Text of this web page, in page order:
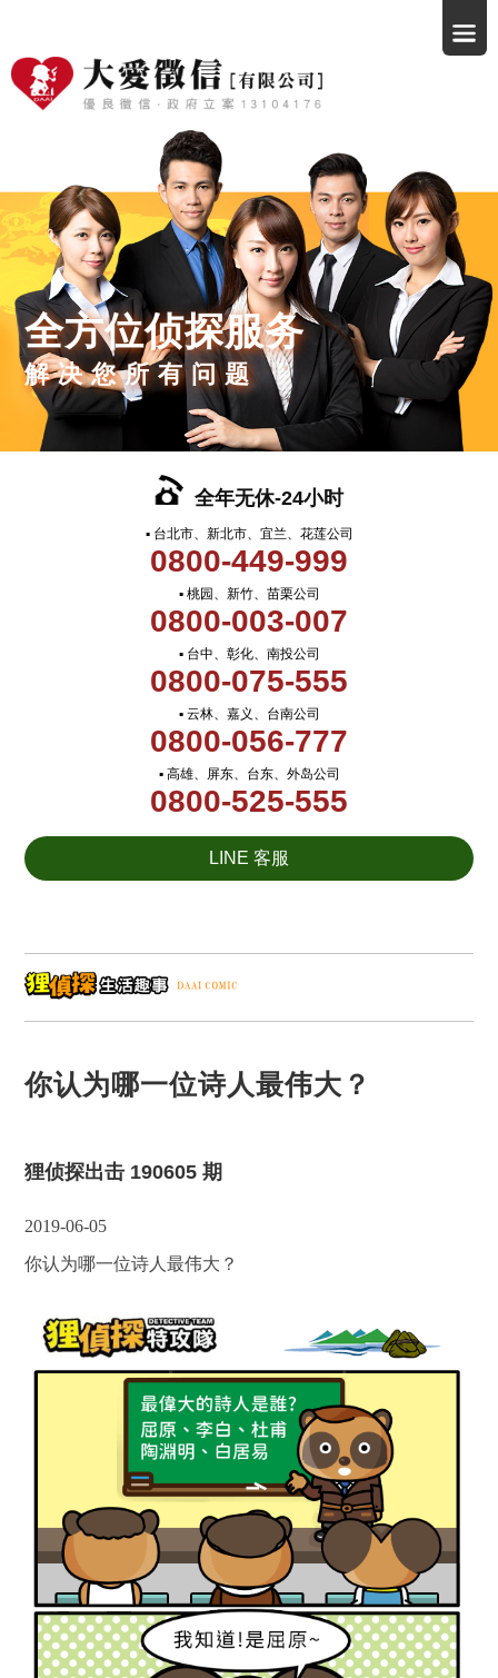
全方位侦探服务
解决您所有问题
全年无休-24小时
▪ 台北市、新北市、宜兰、花莲公司
0800-449-999
▪ 桃园、新竹、苗栗公司
0800-003-007
▪ 台中、彰化、南投公司
0800-075-555
▪ 云林、嘉义、台南公司
0800-056-777
▪ 高雄、屏东、台东、外岛公司
0800-525-555
LINE 客服
你认为哪一位诗人最伟大？
狸侦探出击 190605 期
2019-06-05
你认为哪一位诗人最伟大？